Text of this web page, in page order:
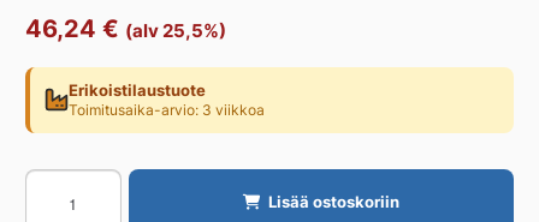
46,24 € (alv 25,5%)
Erikoistilaustuote
Toimitusaika-arvio: 3 viikkoa
Lattiakaivo
PURUS
Lisää ostoskoriin